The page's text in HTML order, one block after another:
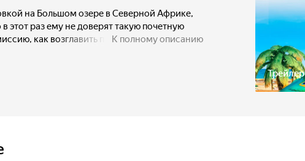
Трейлер
на Большом озере в Северной Африке,
в этот раз ему не доверят такую почетную
как возглавить перелет стаи аистов
пути Ричарду предстоит встретить попавшую
ребус и найти таинственный клад
К полному описанию